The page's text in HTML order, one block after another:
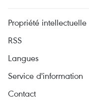
Propriété intellectuelle
RSS
Langues
Service d'information
Contact